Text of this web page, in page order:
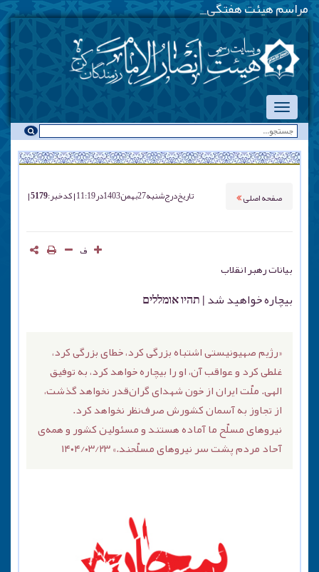
مراسم هیئت هفتگی - یکشن-
صفحه اصلی تاریخ درجشنبه 27 بهمن 1403 در 11:19 کد خبر : 5179
ف
بیانات رهبر انقلاب
بیچاره خواهید شد | תהיו אומללים
«رژیم صهیونیستی اشتباه بزرگی کرد، خطای بزرگی کرد،
غلطی کرد و عواقب آن، او را بیچاره خواهد کرد، به توفیق
الهی. ملّت ایران از خون شهدای گران‌قدر نخواهد گذشت،
از تجاوز به آسمان کشورش صرف‌نظر نخواهد کرد.
نیروهای مسلّح ما آماده هستند و مسئولین کشور و همه‌ی
آحاد مردم پشت سر نیروهای مسلّحند.» ۱۴۰۴/۰۳/۲۳